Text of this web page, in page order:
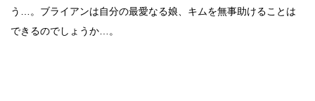
う…。ブライアンは自分の最愛なる娘、キムを無事助けることは
できるのでしょうか…。